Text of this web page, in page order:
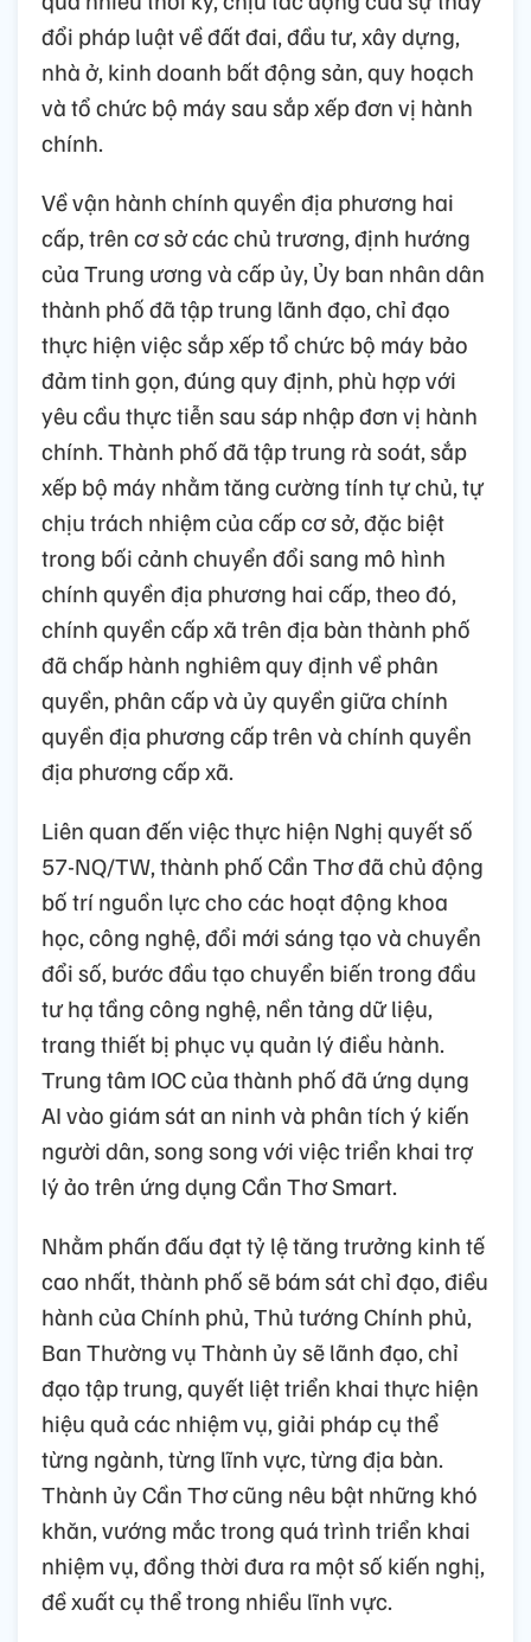
đổi pháp luật về đất đai, đầu tư, xây dựng,
nhà ở, kinh doanh bất động sản, quy hoạch
và tổ chức bộ máy sau sắp xếp đơn vị hành
chính.
Về vận hành chính quyền địa phương hai
cấp, trên cơ sở các chủ trương, định hướng
của Trung ương và cấp ủy, Ủy ban nhân dân
thành phố đã tập trung lãnh đạo, chỉ đạo
thực hiện việc sắp xếp tổ chức bộ máy bảo
đảm tinh gọn, đúng quy định, phù hợp với
yêu cầu thực tiễn sau sáp nhập đơn vị hành
chính. Thành phố đã tập trung rà soát, sắp
xếp bộ máy nhằm tăng cường tính tự chủ, tự
chịu trách nhiệm của cấp cơ sở, đặc biệt
trong bối cảnh chuyển đổi sang mô hình
chính quyền địa phương hai cấp, theo đó,
chính quyền cấp xã trên địa bàn thành phố
đã chấp hành nghiêm quy định về phân
quyền, phân cấp và ủy quyền giữa chính
quyền địa phương cấp trên và chính quyền
địa phương cấp xã.
Liên quan đến việc thực hiện Nghị quyết số
57-NQ/TW, thành phố Cần Thơ đã chủ động
bố trí nguồn lực cho các hoạt động khoa
học, công nghệ, đổi mới sáng tạo và chuyển
đổi số, bước đầu tạo chuyển biến trong đầu
tư hạ tầng công nghệ, nền tảng dữ liệu,
trang thiết bị phục vụ quản lý điều hành.
Trung tâm IOC của thành phố đã ứng dụng
AI vào giám sát an ninh và phân tích ý kiến
người dân, song song với việc triển khai trợ
lý ảo trên ứng dụng Cần Thơ Smart.
Nhằm phấn đấu đạt tỷ lệ tăng trưởng kinh tế
cao nhất, thành phố sẽ bám sát chỉ đạo, điều
hành của Chính phủ, Thủ tướng Chính phủ,
Ban Thường vụ Thành ủy sẽ lãnh đạo, chỉ
đạo tập trung, quyết liệt triển khai thực hiện
hiệu quả các nhiệm vụ, giải pháp cụ thể
từng ngành, từng lĩnh vực, từng địa bàn.
Thành ủy Cần Thơ cũng nêu bật những khó
khăn, vướng mắc trong quá trình triển khai
nhiệm vụ, đồng thời đưa ra một số kiến nghị,
đề xuất cụ thể trong nhiều lĩnh vực.